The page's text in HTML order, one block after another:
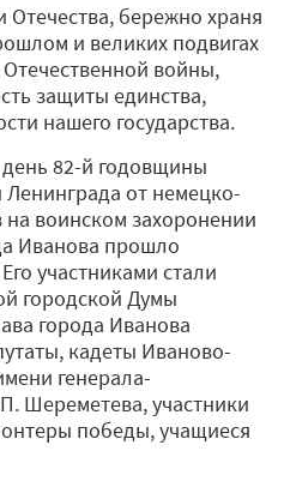
бережно храня
и великих подвигах
войны,
защиты единства,
нашего государства.
82-й годовщины
от немецко-
воинском захоронении
Иванова прошло
участниками стали
городской Думы
города Иванова
кадеты Иваново-
генерала-
Шереметева, участники
победы, учащиеся